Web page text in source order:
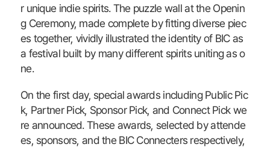
r unique indie spirits. The puzzle wall at the Openin
g Ceremony, made complete by fitting diverse piec
es together, vividly illustrated the identity of BIC as
a festival built by many different spirits uniting as o
ne.
On the first day, special awards including Public Pic
k, Partner Pick, Sponsor Pick, and Connect Pick we
re announced. These awards, selected by attende
es, sponsors, and the BIC Connecters respectively,